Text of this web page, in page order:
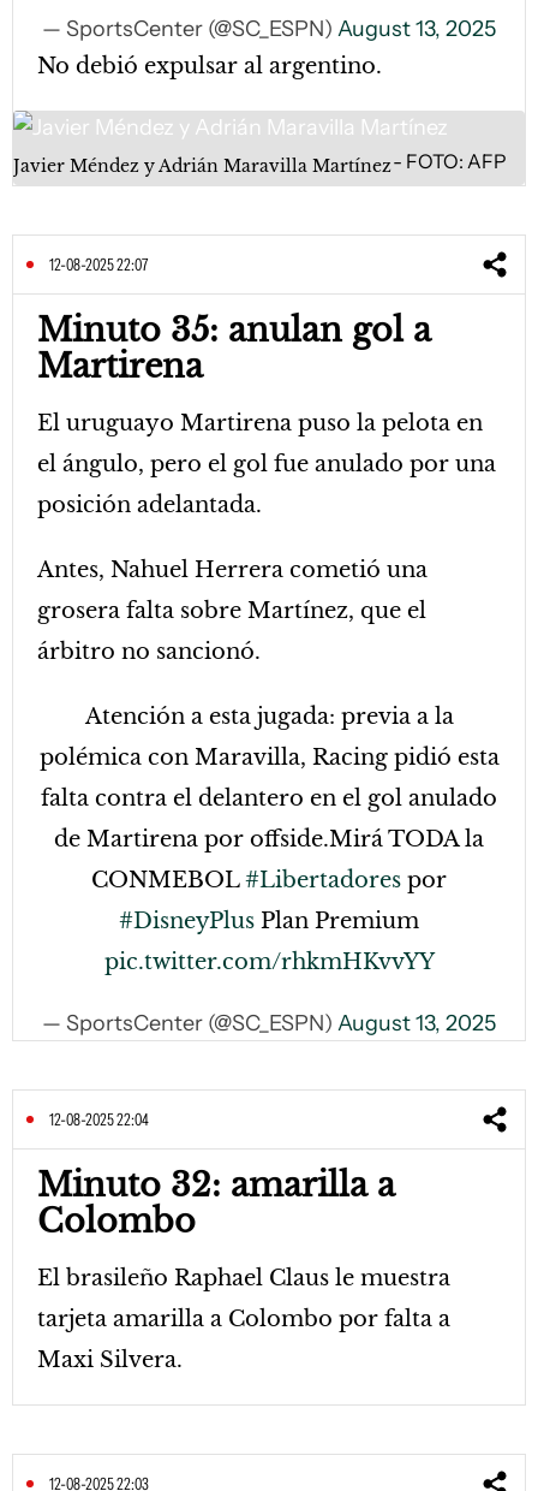
— SportsCenter (@SC_ESPN) August 13, 2025
No debió expulsar al argentino.
Javier Méndez y Adrián Maravilla Martínez FOTO: AFP
12-08-2025 22:07
Minuto 35: anulan gol a
Martirena
El uruguayo Martirena puso la pelota en
el ángulo, pero el gol fue anulado por una
posición adelantada.
Antes, Nahuel Herrera cometió una
grosera falta sobre Martínez, que el
árbitro no sancionó.
Atención a esta jugada: previa a la
polémica con Maravilla, Racing pidió esta
falta contra el delantero en el gol anulado
de Martirena por offside.Mirá TODA la
CONMEBOL#Libertadores por
#DisneyPlus Plan Premium
pic.twitter.com/rhkmHKvvYY
— SportsCenter (@SC_ESPN) August 13, 2025
12-08-2025 22:04
Minuto 32: amarilla a
Colombo
El brasileño Raphael Claus le muestra
tarjeta amarilla a Colombo por falta a
Maxi Silvera.
12-08-2025 22:03